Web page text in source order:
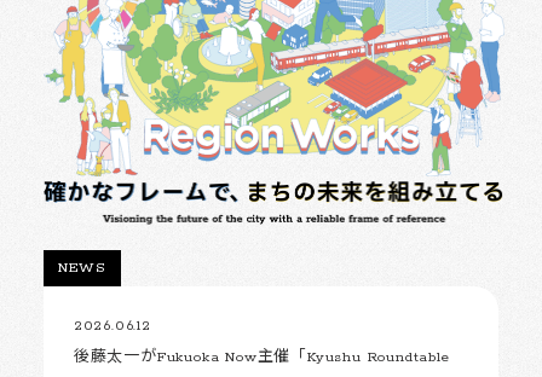
NEWS
2026.06.12
後藤太一がFukuoka Now主催「Kyushu Roundtable